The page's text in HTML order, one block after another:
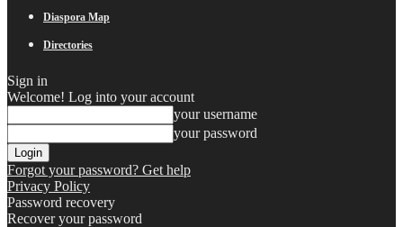
Diaspora Map
Directories
Sign in
Welcome! Log into your account
your username
your password
Forgot your password? Get help
Privacy Policy
Password recovery
Recover your password